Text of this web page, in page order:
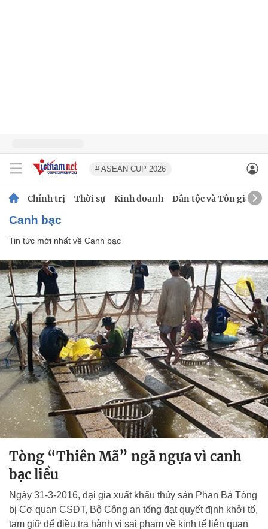
# ASEAN CUP 2026
Chính trị Thời sự Kinh doanh Dân tộc và Tôn giáo
Canh bạc
Tin tức mới nhất về Canh bạc
Tòng “Thiên Mã” ngã ngựa vì canh
bạc liều
Ngày 31-3-2016, đại gia xuất khẩu thủy sản Phan Bá Tòng
bị Cơ quan CSĐT, Bộ Công an tống đạt quyết định khởi tố,
tạm giữ để điều tra hành vi sai phạm về kinh tế liên quan